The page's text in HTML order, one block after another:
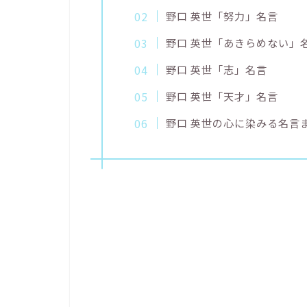
野口 英世「努力」名言
野口 英世「あきらめない」
野口 英世「志」名言
野口 英世「天才」名言
野口 英世の心に染みる名言